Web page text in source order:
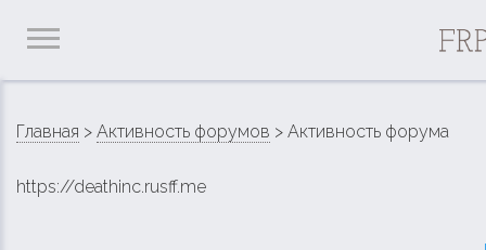
Главная > Активность форумов > Активность форума
https://deathinc.rusff.me